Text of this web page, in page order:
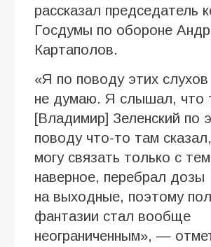
рассказал председатель
Госдумы по обороне
Картаполов.
«Я по поводу этих слухов
не думаю. Я слышал, что
[Владимир] Зеленский по
поводу что-то там
могу связать только с
наверное, перебрал дозы
на выходные, поэтому
фантазии стал вообще
неограниченным», —